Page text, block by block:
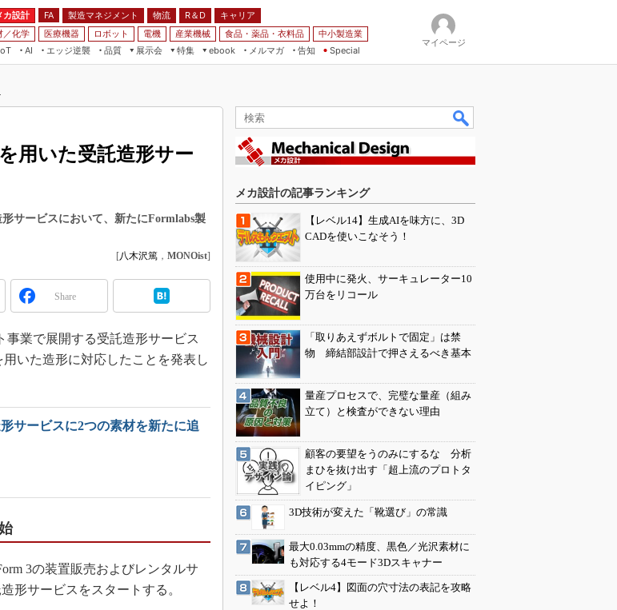
カ設計 FA 製造マネジメント 物流 R＆D
キャリア
／化学 医療機器 ロボット 電機 産業機械 食品・薬品・衣料品
中小製造業
AI
エッジ逆襲 品質
展示会
FRONTIER
特集
VR／AR
フィールドサービス
組み込み画像技術
車載ソフト開発
ISO26262
無償設計ツール
3Dプリンタ
知財マネジメント
海外生産
ebook
モビリティ
メルマガ
告知 Special
マイページ
用いた受託造形サー
サービスにおいて、新たにFormlabs製
[八木沢篤 ， MONOist]
Share
事業で展開する受託造形サービス
用いた造形に対応したことを発表し
サービスに2つの素材を新たに追
3の装置販売およびレンタルサ
形サービスをスタートする。
メカ設計の記事ランキング
【レベル14】生成AIを味方に、3D
CADを使いこなそう！
使用中に発火、サーキュレーター10
万台をリコール
「取りあえずボルトで固定」は禁
物 締結部設計で押さえるべき基本
量産プロセスで、完璧な量産（組み
立て）と検査ができない理由
顧客の要望をうのみにするな 分析
まひを抜け出す「超上流のプロトタ
イピング」
3D技術が変えた「靴選び」の常識
最大0.03mmの精度、黒色／光沢素材に
も対応する4モード3Dスキャナー
【レベル4】図面の穴寸法の表記を攻略
せよ！